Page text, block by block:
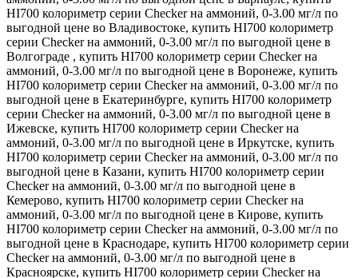
HI700 колориметр серии Checker на аммоний, 0-3.00 мг/л по
выгодной цене во Владивостоке, купить HI700 колориметр
серии Checker на аммоний, 0-3.00 мг/л по выгодной цене в
Волгограде , купить HI700 колориметр серии Checker на
аммоний, 0-3.00 мг/л по выгодной цене в Воронеже, купить
HI700 колориметр серии Checker на аммоний, 0-3.00 мг/л по
выгодной цене в Екатеринбурге, купить HI700 колориметр
серии Checker на аммоний, 0-3.00 мг/л по выгодной цене в
Ижевске, купить HI700 колориметр серии Checker на
аммоний, 0-3.00 мг/л по выгодной цене в Иркутске, купить
HI700 колориметр серии Checker на аммоний, 0-3.00 мг/л по
выгодной цене в Казани, купить HI700 колориметр серии
Checker на аммоний, 0-3.00 мг/л по выгодной цене в
Кемерово, купить HI700 колориметр серии Checker на
аммоний, 0-3.00 мг/л по выгодной цене в Кирове, купить
HI700 колориметр серии Checker на аммоний, 0-3.00 мг/л по
выгодной цене в Краснодаре, купить HI700 колориметр серии
Checker на аммоний, 0-3.00 мг/л по выгодной цене в
Красноярске, купить HI700 колориметр серии Checker на